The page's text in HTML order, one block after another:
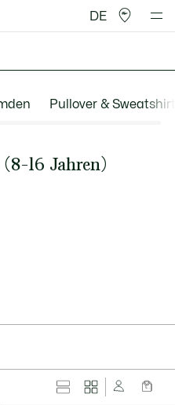
DE
Pullover &
16 Jahren)